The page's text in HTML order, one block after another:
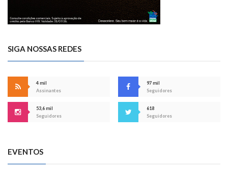
SIGA NOSSAS REDES
4 mil
Assinantes
97 mil
Seguidores
53,6 mil
Seguidores
618
Seguidores
EVENTOS